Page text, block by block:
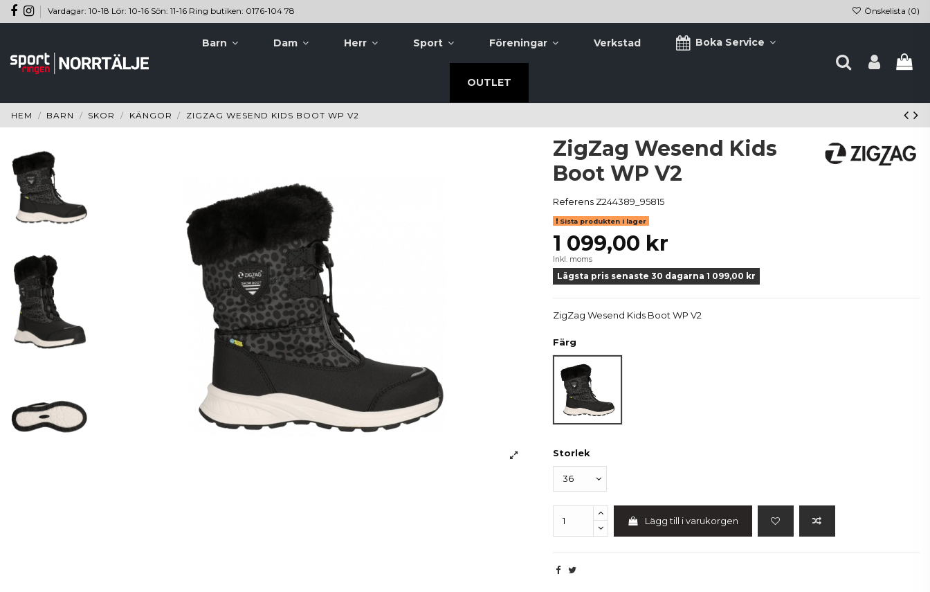
Vardagar: 10-18 Lör: 10-16 Sön: 11-16 Ring butiken: 0176-104 78 Önskelista (0)
Barn Dam Herr Sport Föreningar Verkstad Boka Service
OUTLET
HEM BARN SKOR KÄNGOR ZIGZAG WESEND KIDS BOOT WP V2
ZigZag Wesend Kids
Boot WP V2
Referens Z244389_95815
Sista produkten i lager
1 099,00 kr
Inkl. moms
Lägsta pris senaste 30 dagarna 1 099,00 kr
ZigZag Wesend Kids Boot WP V2
Färg
Leopard
Storlek
Lägg till i varukorgen